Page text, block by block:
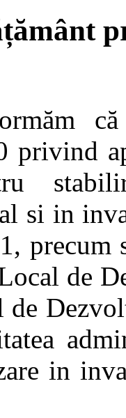
că a
privind
si in
precum
de
in